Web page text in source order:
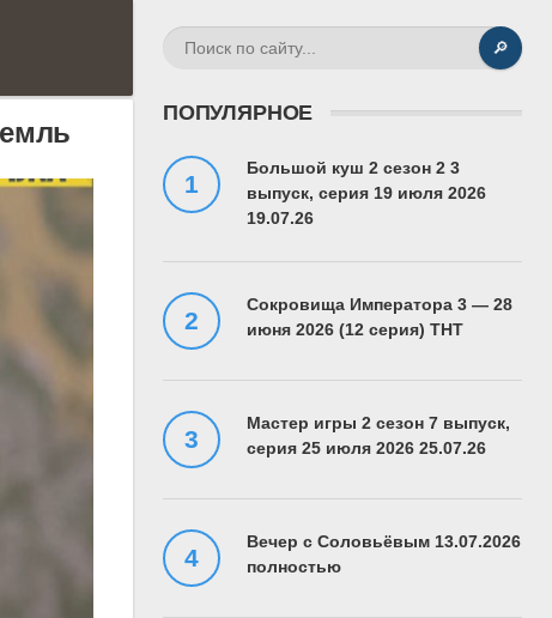
🔎
ПОПУЛЯРНОЕ
Большой куш 2 сезон 2 3
выпуск, серия 19 июля 2026
19.07.26
Сокровища Императора 3 — 28
июня 2026 (12 серия) ТНТ
Мастер игры 2 сезон 7 выпуск,
серия 25 июля 2026 25.07.26
Вечер с Соловьёвым 13.07.2026
полностью